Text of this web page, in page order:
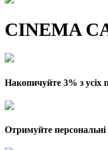
CINEMA
Накопичуйте 3% з усіх
Отримуйте персональні